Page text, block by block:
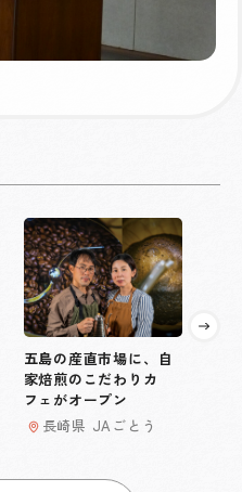
五島の産直市場に、自
家焙煎のこだわりカ
フェがオープン
長崎県 JAごとう